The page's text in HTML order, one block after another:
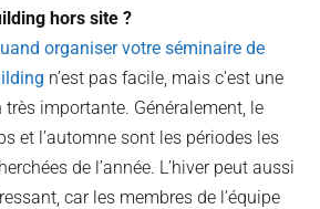
hors site ?
organiser votre séminaire de
n’est pas facile, mais c’est une
très importante. Généralement, le
et l’automne sont les périodes les
de l’année. L’hiver peut aussi
car les membres de l’équipe